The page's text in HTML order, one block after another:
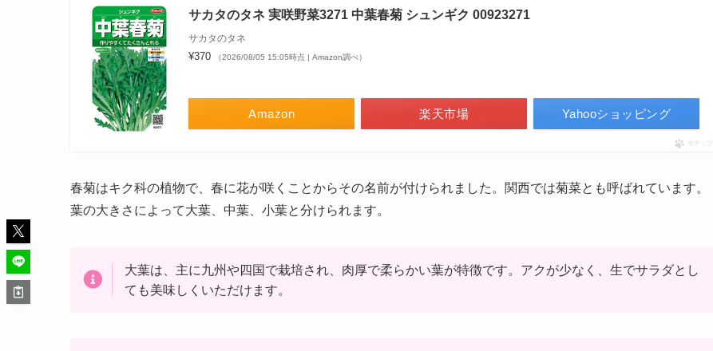
サカタのタネ 実咲野菜3271 中葉春菊 シュンギク 00923271
サカタのタネ
¥370 （2026/08/05 15:05時点 | Amazon調べ）
Amazon 楽天市場 Yahooショッピング
ポチップ
春菊はキク科の植物で、春に花が咲くことからその名前が付けられました。関西では菊菜とも呼ばれています。
葉の大きさによって大葉、中葉、小葉と分けられます。
大葉は、主に九州や四国で栽培され、肉厚で柔らかい葉が特徴です。アクが少なく、生でサラダとし
ても美味しくいただけます。